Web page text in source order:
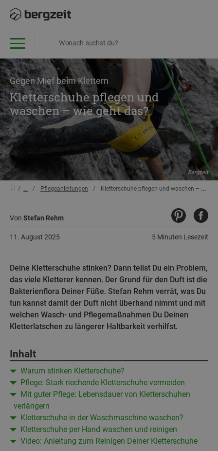
Gegen Mief beim Klettern
Kletterschuhe pflegen und
waschen – wie geht das?
Bergzeit
... Pflegeanleitungen Kletterschuhe pflegen und waschen – wie geht das?
Von Stefan Rehm
5 Minuten Lesezeit
11. August 2025
Deine Kletterschuhe stinken? Dann teilst Du ein Problem,
das viele Kletterer kennen. Der Grund für den Duft ist die
Bakterienflora Deiner Füße. Stefan Rehm verrät, was Du
tun kannst damit der Duft nicht überhand nimmt und mit
welchen Wasch- und Pflegemaßnahmen Du Deinen
Kletterlatschen zu längerer Haltbarkeit verhilfst.
Inhalt
Warum stinken Kletterschuhe?
Pflege: Stark riechende Kletterschuhe vermeiden
Mit guter Pflege: Lebensdauer von Kletterschuhen
verlängern
Kletterschuhe in der Waschmaschine waschen?
Kletterschuhe per Hand waschen und reinigen
Video: Anleitung zum Reinigen Deiner Kletterschuhe